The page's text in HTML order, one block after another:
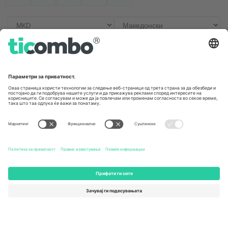
Unter den Linden 24, 10117
Berlin, Germany
167 City Road, London, Greater
Kingdom
Newark, Delaware 19713, United
States
Engelberg, Switzerland